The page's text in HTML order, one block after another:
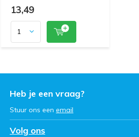
13,49
Heb je een vraag?
Stuur ons een email
Volg ons